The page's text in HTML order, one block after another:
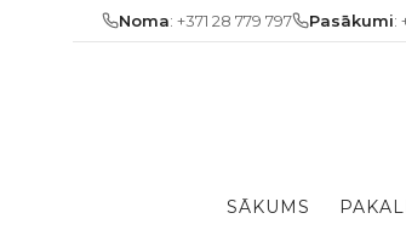
Noma: +371 28 779 797 Pasākumi:
SĀKUMS